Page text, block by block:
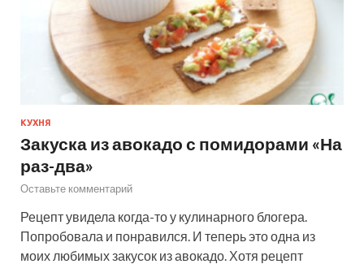
КУХНЯ
Закуска из авокадо с помидорами «На
раз-два»
Оставьте комментарий
Рецепт увидела когда-то у кулинарного блогера.
Попробовала и понравился. И теперь это одна из
моих любимых закусок из авокадо. Хотя рецепт